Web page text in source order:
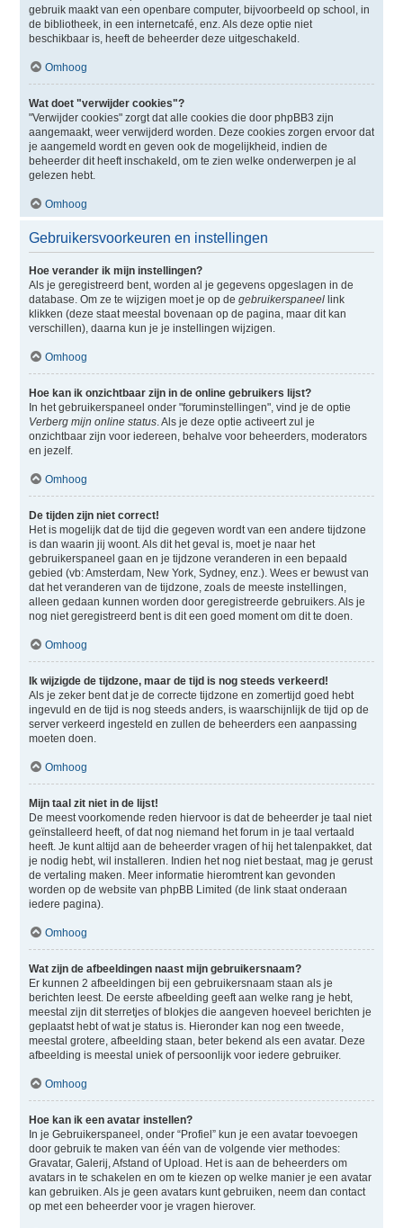
gebruik maakt van een openbare computer, bijvoorbeeld op school, in
de bibliotheek, in een internetcafé, enz. Als deze optie niet
beschikbaar is, heeft de beheerder deze uitgeschakeld.
Omhoog
Wat doet "verwijder cookies"?
"Verwijder cookies" zorgt dat alle cookies die door phpBB3 zijn
aangemaakt, weer verwijderd worden. Deze cookies zorgen ervoor dat
je aangemeld wordt en geven ook de mogelijkheid, indien de
beheerder dit heeft inschakeld, om te zien welke onderwerpen je al
gelezen hebt.
Omhoog
Gebruikersvoorkeuren en instellingen
Hoe verander ik mijn instellingen?
Als je geregistreerd bent, worden al je gegevens opgeslagen in de
database. Om ze te wijzigen moet je op de gebruikerspaneellink
klikken (deze staat meestal bovenaan op de pagina, maar dit kan
verschillen), daarna kun je je instellingen wijzigen.
Omhoog
Hoe kan ik onzichtbaar zijn in de online gebruikers lijst?
In het gebruikerspaneel onder "foruminstellingen", vind je de optie
Verberg mijn online status. Als je deze optie activeert zul je
onzichtbaar zijn voor iedereen, behalve voor beheerders, moderators
en jezelf.
Omhoog
De tijden zijn niet correct!
Het is mogelijk dat de tijd die gegeven wordt van een andere tijdzone
is dan waarin jij woont. Als dit het geval is, moet je naar het
gebruikerspaneel gaan en je tijdzone veranderen in een bepaald
gebied (vb: Amsterdam, New York, Sydney, enz.). Wees er bewust van
dat het veranderen van de tijdzone, zoals de meeste instellingen,
alleen gedaan kunnen worden door geregistreerde gebruikers. Als je
nog niet geregistreerd bent is dit een goed moment om dit te doen.
Omhoog
Ik wijzigde de tijdzone, maar de tijd is nog steeds verkeerd!
Als je zeker bent dat je de correcte tijdzone en zomertijd goed hebt
ingevuld en de tijd is nog steeds anders, is waarschijnlijk de tijd op de
server verkeerd ingesteld en zullen de beheerders een aanpassing
moeten doen.
Omhoog
Mijn taal zit niet in de lijst!
De meest voorkomende reden hiervoor is dat de beheerder je taal niet
geïnstalleerd heeft, of dat nog niemand het forum in je taal vertaald
heeft. Je kunt altijd aan de beheerder vragen of hij het talenpakket, dat
je nodig hebt, wil installeren. Indien het nog niet bestaat, mag je gerust
de vertaling maken. Meer informatie hieromtrent kan gevonden
worden op de website van phpBB Limited (de link staat onderaan
iedere pagina).
Omhoog
Wat zijn de afbeeldingen naast mijn gebruikersnaam?
Er kunnen 2 afbeeldingen bij een gebruikersnaam staan als je
berichten leest. De eerste afbeelding geeft aan welke rang je hebt,
meestal zijn dit sterretjes of blokjes die aangeven hoeveel berichten je
geplaatst hebt of wat je status is. Hieronder kan nog een tweede,
meestal grotere, afbeelding staan, beter bekend als een avatar. Deze
afbeelding is meestal uniek of persoonlijk voor iedere gebruiker.
Omhoog
Hoe kan ik een avatar instellen?
In je Gebruikerspaneel, onder “Profiel” kun je een avatar toevoegen
door gebruik te maken van één van de volgende vier methodes:
Gravatar, Galerij, Afstand of Upload. Het is aan de beheerders om
avatars in te schakelen en om te kiezen op welke manier je een avatar
kan gebruiken. Als je geen avatars kunt gebruiken, neem dan contact
op met een beheerder voor je vragen hierover.